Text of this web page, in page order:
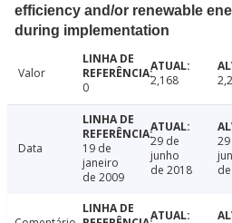
efficiency and/or renewable
during implementation
Valor
0
2,168
Data
19 de
janeiro
de 2009
29 de
junho
de 2018